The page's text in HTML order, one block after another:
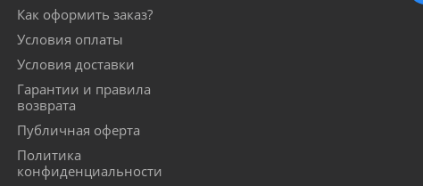
Как оформить заказ?
Условия оплаты
Условия доставки
Гарантии и правила
возврата
Публичная оферта
Политика
конфиденциальности